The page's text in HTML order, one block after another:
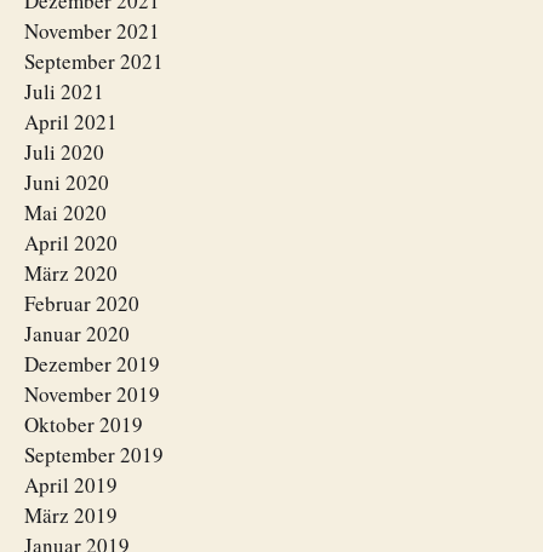
November 2021
September 2021
Juli 2021
April 2021
Juli 2020
Juni 2020
Mai 2020
April 2020
März 2020
Februar 2020
Januar 2020
Dezember 2019
November 2019
Oktober 2019
September 2019
April 2019
März 2019
Januar 2019